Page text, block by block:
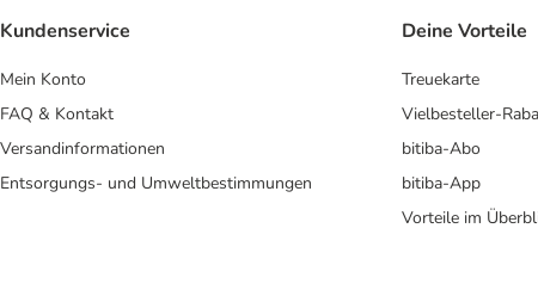
Kundenservice
Mein Konto
FAQ & Kontakt
Versandinformationen
Entsorgungs- und Umweltbestimmungen
Deine Vorteile
Treuekarte
Vielbesteller-
bitiba-Abo
bitiba-App
Vorteile im